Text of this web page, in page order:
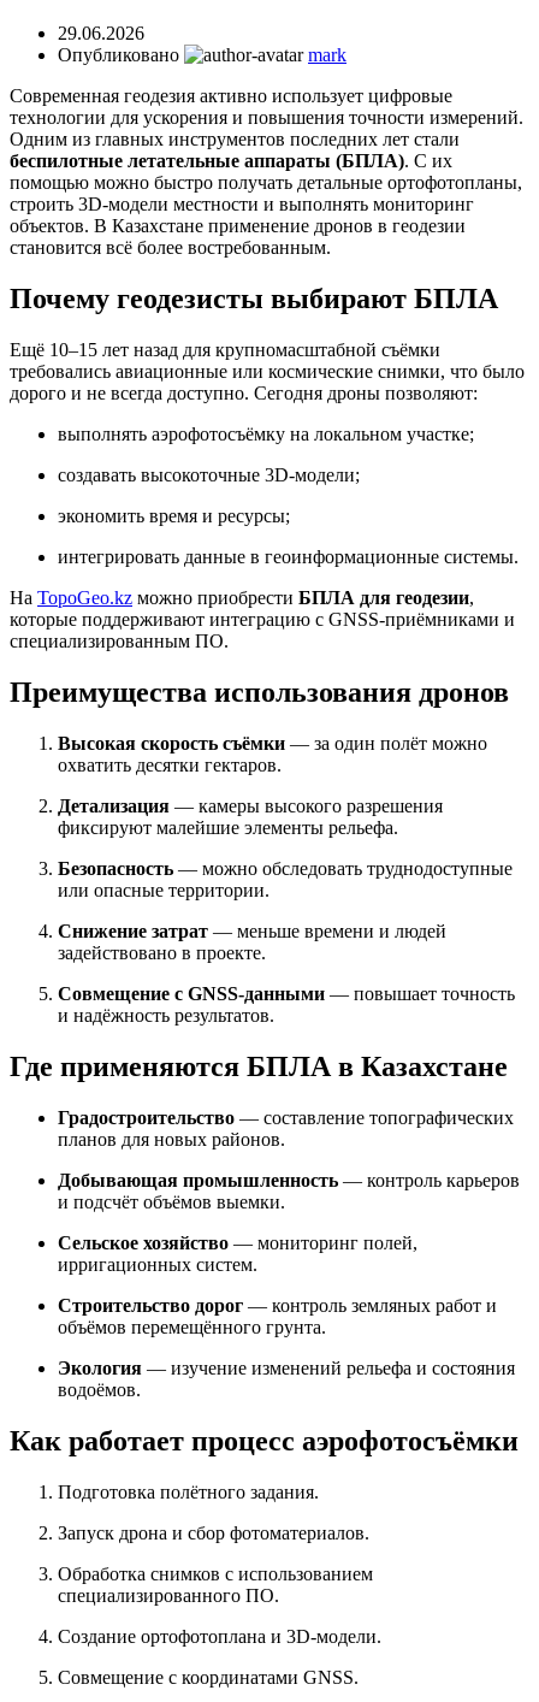
29.06.2026
Опубликовано
mark
Современная геодезия активно использует цифровые
технологии для ускорения и повышения точности измерений.
Одним из главных инструментов последних лет стали
беспилотные летательные аппараты (БПЛА). С их
помощью можно быстро получать детальные ортофотопланы,
строить 3D-модели местности и выполнять мониторинг
объектов. В Казахстане применение дронов в геодезии
становится всё более востребованным.
Почему геодезисты выбирают БПЛА
Ещё 10–15 лет назад для крупномасштабной съёмки
требовались авиационные или космические снимки, что было
дорого и не всегда доступно. Сегодня дроны позволяют:
выполнять аэрофотосъёмку на локальном участке;
создавать высокоточные 3D-модели;
экономить время и ресурсы;
интегрировать данные в геоинформационные системы.
На TopoGeo.kz можно приобрести БПЛА для геодезии,
которые поддерживают интеграцию с GNSS-приёмниками и
специализированным ПО.
Преимущества использования дронов
Высокая скорость съёмки — за один полёт можно
охватить десятки гектаров.
Детализация — камеры высокого разрешения
фиксируют малейшие элементы рельефа.
Безопасность — можно обследовать труднодоступные
или опасные территории.
Снижение затрат — меньше времени и людей
задействовано в проекте.
Совмещение с GNSS-данными — повышает точность
и надёжность результатов.
Где применяются БПЛА в Казахстане
Градостроительство — составление топографических
планов для новых районов.
Добывающая промышленность — контроль карьеров
и подсчёт объёмов выемки.
Сельское хозяйство — мониторинг полей,
ирригационных систем.
Строительство дорог — контроль земляных работ и
объёмов перемещённого грунта.
Экология — изучение изменений рельефа и состояния
водоёмов.
Как работает процесс аэрофотосъёмки
Подготовка полётного задания.
Запуск дрона и сбор фотоматериалов.
Обработка снимков с использованием
специализированного ПО.
Создание ортофотоплана и 3D-модели.
Совмещение с координатами GNSS.